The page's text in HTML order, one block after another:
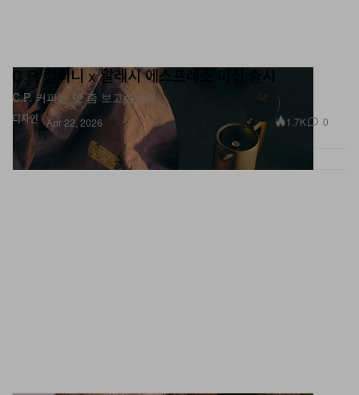
디자인
C.P. 컴퍼니 x 알레시 에스프레소 머신 출시
C.P. 커피는 맛 좀 보고싶네요.
Apr 22, 2026 1.7K 0